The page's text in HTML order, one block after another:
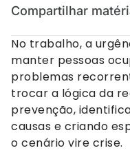
Compartilhar
No trabalho, a
manter pessoas
problemas
trocar a lógica da
prevenção,
causas e criando
o cenário vire crise.